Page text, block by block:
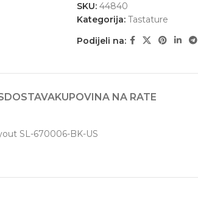
SKU: 44840
Kategorija: Tastature
Podijeli na:
DOSTAVAKUPOVINA NA RATE
SL-670006-BK-US